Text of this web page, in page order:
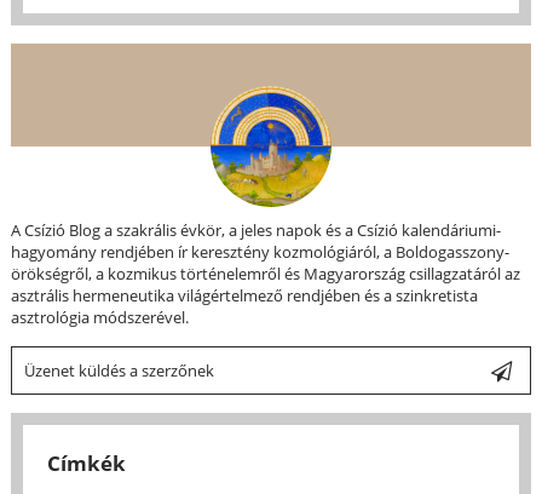
A Csízió Blog a szakrális évkör, a jeles napok és a Csízió kalendáriumi-
hagyomány rendjében ír keresztény kozmológiáról, a Boldogasszony-
örökségről, a kozmikus történelemről és Magyarország csillagzatáról az
asztrális hermeneutika világértelmező rendjében és a szinkretista
asztrológia módszerével.
Üzenet küldés a szerzőnek
Címkék